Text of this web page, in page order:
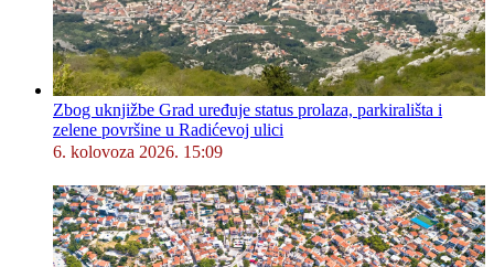
Zbog uknjižbe Grad uređuje status prolaza, parkirališta i
zelene površine u Radićevoj ulici
6. kolovoza 2026. 15:09